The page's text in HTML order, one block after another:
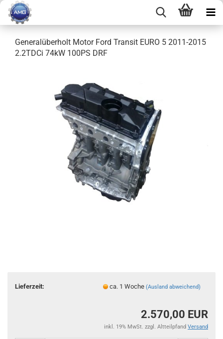
Generalüberholt Motor Ford Transit EURO 5 2011-2015
2.2TDCi 74kW 100PS DRF
Lieferzeit: ca. 1 Woche (Ausland abweichend)
2.570,00 EUR
inkl. 19% MwSt. zzgl. Altteilpfand Versand